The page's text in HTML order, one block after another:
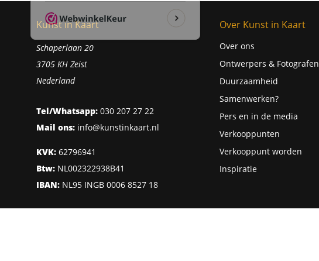
Kunst in Kaart
Schaperlaan 20
3705 KH Zeist
Nederland
Tel/Whatsapp: 030 207 27 22
Mail ons: info@kunstinkaart.nl
KVK: 62796941
Btw: NL002322938B41
IBAN: NL95 INGB 0006 8527 18
Over Kunst in Kaart
Over ons
Ontwerpers & Fotografen
Duurzaamheid
Samenwerken?
Pers en in de media
Verkooppunten
Verkooppunt worden
Inspiratie